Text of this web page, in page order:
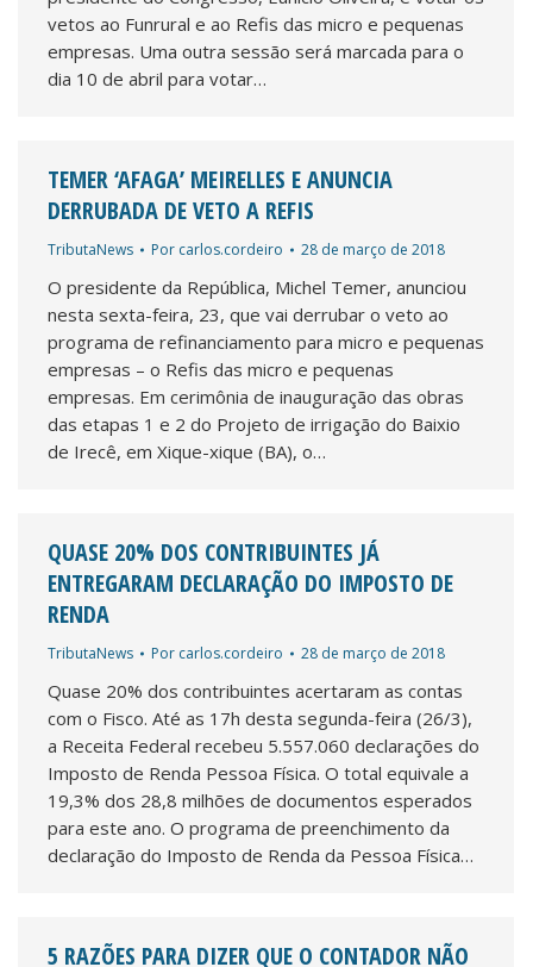
vetos ao Funrural e ao Refis das micro e pequenas
empresas. Uma outra sessão será marcada para o
dia 10 de abril para votar…
TEMER ‘AFAGA’ MEIRELLES E ANUNCIA
DERRUBADA DE VETO A REFIS
TributaNews Por carlos.cordeiro 28 de março de 2018
O presidente da República, Michel Temer, anunciou
nesta sexta-feira, 23, que vai derrubar o veto ao
programa de refinanciamento para micro e pequenas
empresas – o Refis das micro e pequenas
empresas. Em cerimônia de inauguração das obras
das etapas 1 e 2 do Projeto de irrigação do Baixio
de Irecê, em Xique-xique (BA), o…
QUASE 20% DOS CONTRIBUINTES JÁ
ENTREGARAM DECLARAÇÃO DO IMPOSTO DE
RENDA
TributaNews Por carlos.cordeiro 28 de março de 2018
Quase 20% dos contribuintes acertaram as contas
com o Fisco. Até as 17h desta segunda-feira (26/3),
a Receita Federal recebeu 5.557.060 declarações do
Imposto de Renda Pessoa Física. O total equivale a
19,3% dos 28,8 milhões de documentos esperados
para este ano. O programa de preenchimento da
declaração do Imposto de Renda da Pessoa Física…
5 RAZÕES PARA DIZER QUE O CONTADOR NÃO